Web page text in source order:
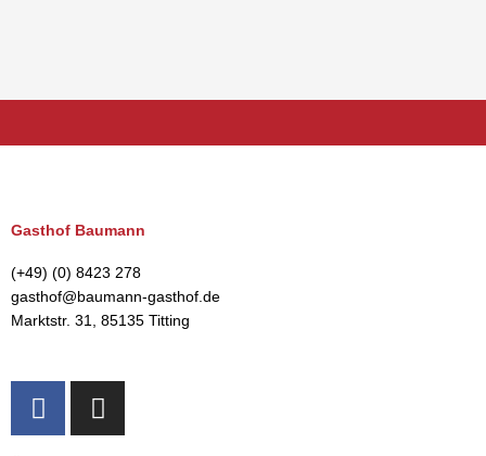
Gasthof Baumann
(+49) (0) 8423 278
gasthof@baumann-gasthof.de
Marktstr. 31, 85135 Titting
F
a
I
n